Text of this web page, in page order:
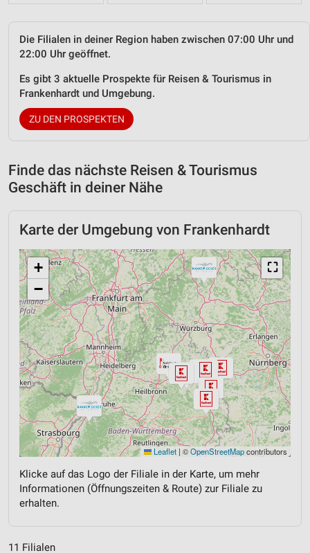
Die Filialen in deiner Region haben zwischen 07:00 Uhr und
22:00 Uhr geöffnet.
Es gibt 3 aktuelle Prospekte für Reisen & Tourismus in
Frankenhardt und Umgebung.
ZU DEN PROSPEKTEN
Finde das nächste Reisen & Tourismus
Geschäft in deiner Nähe
Karte der Umgebung von Frankenhardt
⛶
+
−
Leaflet | ©OpenStreetMapcontributors
Klicke auf das Logo der Filiale in der Karte, um mehr
Informationen (Öffnungszeiten & Route) zur Filiale zu
erhalten.
11 Filialen